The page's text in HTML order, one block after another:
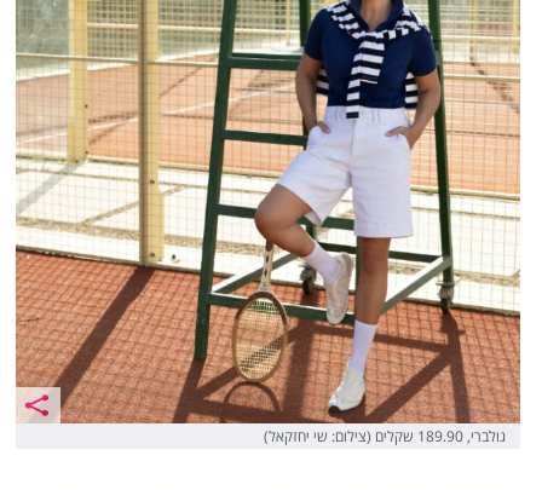
גולברי, 189.90 שקלים (צילום: שי יחזקאל)